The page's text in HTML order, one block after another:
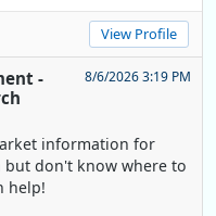
View Profile
-
8/6/2026 3:19 PM
information for
don't know where to
help!